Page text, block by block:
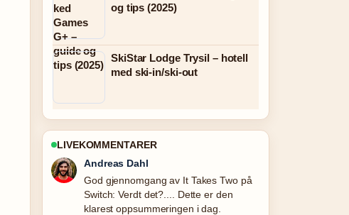
og tips (2025)
SkiStar Lodge Trysil – hotell
med ski-in/ski-out
LIVEKOMMENTARER
Sara Lind
Folgjer Hvordan si hei på norsk: En
komplett... tett – setter pris pa den
balanserte tonen her.